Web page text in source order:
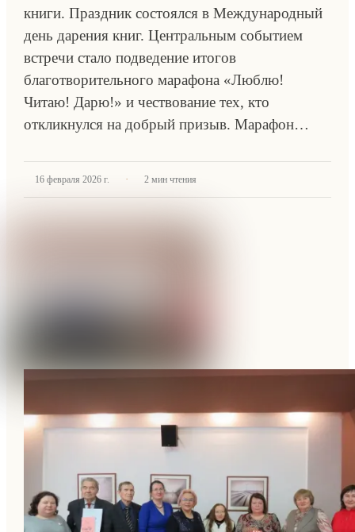
книги. Праздник состоялся в Международный
день дарения книг. Центральным событием
встречи стало подведение итогов
благотворительного марафона «Люблю!
Читаю! Дарю!» и чествование тех, кто
откликнулся на добрый призыв. Марафон…
16 февраля 2026 г. · 2 мин чтения